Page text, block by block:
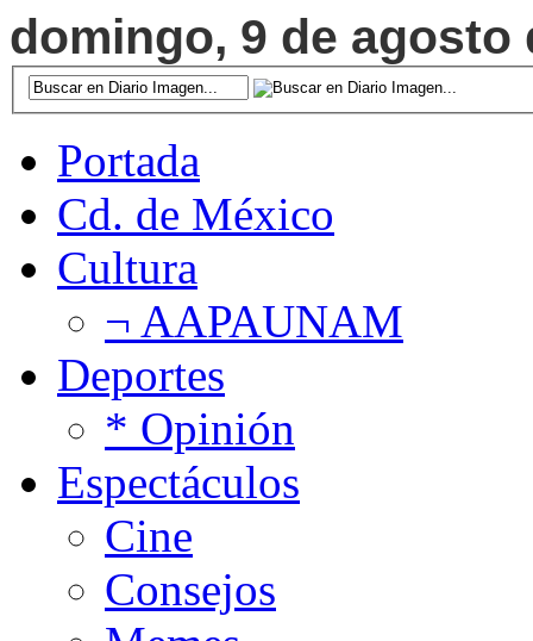
domingo, 9 de agosto
Portada
Cd. de México
Cultura
¬ AAPAUNAM
Deportes
* Opinión
Espectáculos
Cine
Consejos